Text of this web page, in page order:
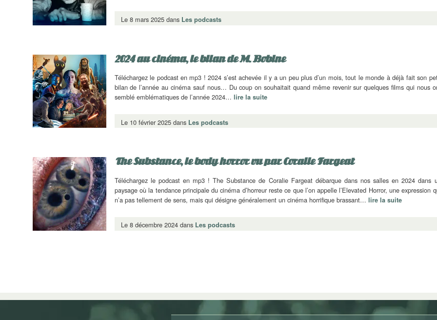
Le 8 mars 2025 dans Les podcasts
2024 au cinéma, le bilan de M. Bobine
Téléchargez le podcast en mp3 ! 2024 s’est achevée il y a un peu plus d’un mois, tout le monde à déjà fait son
bilan de l’année au cinéma sauf nous… Du coup on souhaitait quand même revenir sur quelques films qui nous
semblé emblématiques de l’année 2024… lire la suite
Le 10 février 2025 dans Les podcasts
The Substance, le body horror vu par Coralie Fargeat
Téléchargez le podcast en mp3 ! The Substance de Coralie Fargeat débarque dans nos salles en 2024 dans
paysage où la tendance principale du cinéma d’horreur reste ce que l’on appelle l’Elevated Horror, une expression
n’a pas tellement de sens, mais qui désigne généralement un cinéma horrifique brassant… lire la suite
Le 8 décembre 2024 dans Les podcasts